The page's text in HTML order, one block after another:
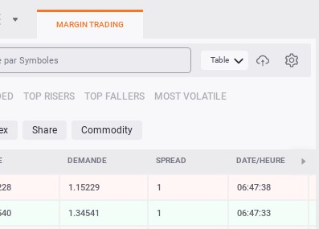
Plateformes de trading
Heatmap
MARGIN TRADING
Table
TOP RISERS TOP FALLERS MOST VOLATILE
Share Commodity
DEMANDE SPREAD DATE/HEURE
1.15224 1 06:47:39
1.34541 1 06:47:33